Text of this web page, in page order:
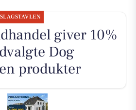
giver 10%
Dog
produkter